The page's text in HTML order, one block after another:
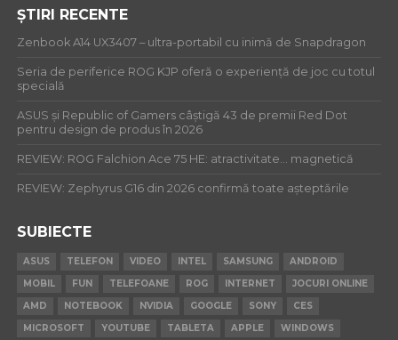
ȘTIRI RECENTE
Zenbook A14 UX3407 – ultra-portabil cu inimă de Snapdragon
Seria de periferice ROG KJP oferă o experiență de joc cu totul
specială
ASUS și Republic of Gamers câștigă 43 de premii Red Dot
pentru design de produs în 2026
REVIEW: ROG Falchion Ace 75 HE: atractivitate… magnetică
REVIEW: Zephyrus G16 din 2026 confirmă toate așteptările
SUBIECTE
ASUS TELEFON VIDEO INTEL SAMSUNG
ANDROID
MOBIL
FUN TELEFOANE ROG INTERNET
JOCURI ONLINE
AMD
NOTEBOOK NVIDIA GOOGLE SONY
CES
MICROSOFT
YOUTUBE TABLETA APPLE WINDOWS